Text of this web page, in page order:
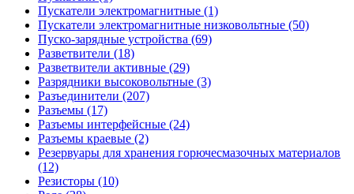
Пускатели электромагнитные (1)
Пускатели электромагнитные низковольтные (50)
Пуско-зарядные устройства (69)
Разветвители (18)
Разветвители активные (29)
Разрядники высоковольтные (3)
Разъединители (207)
Разъемы (17)
Разъемы интерфейсные (24)
Разъемы краевые (2)
Резервуары для хранения горючесмазочных материалов
(12)
Резисторы (10)